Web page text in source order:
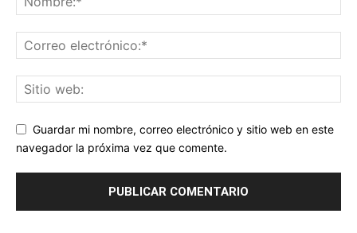
Guardar mi nombre, correo electrónico y sitio web en este
navegador la próxima vez que comente.